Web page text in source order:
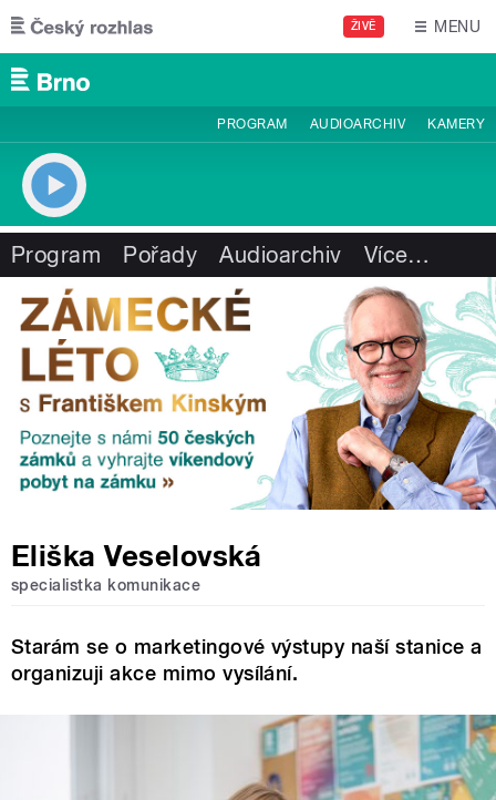
Přejít k hlavnímu obsahu
ŽIVĚ MENU
PROGRAM AUDIOARCHIV KAMERY
Program Pořady Audioarchiv Více…
Eliška Veselovská
specialistka komunikace
Starám se o marketingové výstupy naší stanice a
organizuji akce mimo vysílání.